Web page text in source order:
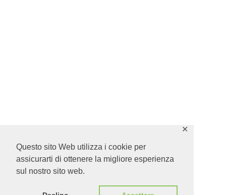
Questo sito Web utilizza i cookie per
assicurarti di ottenere la migliore esperienza
sul nostro sito web.
✕